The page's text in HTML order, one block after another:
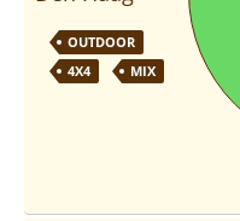
OUTDOOR
4X4
MIX